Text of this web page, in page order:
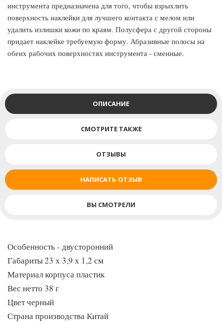
инструмента предназначена для того, чтобы взрыхлить
поверхность наклейки для лучшего контакта с мелом или
удалить излишки кожи по краям. Полусфера с другой стороны
придает наклейке требуемую форму. Абразивные полосы на
обеих рабочих поверхностях инструмента - сменные.
ОПИСАНИЕ
СМОТРИТЕ ТАКЖЕ
ОТЗЫВЫ
НАПИСАТЬ ОТЗЫВ
ВЫ СМОТРЕЛИ
Особенность - двусторонний
Габариты 23 х 3,9 х 1,2 см
Материал корпуса пластик
Вес нетто 38 г
Цвет черный
Страна производства Китай